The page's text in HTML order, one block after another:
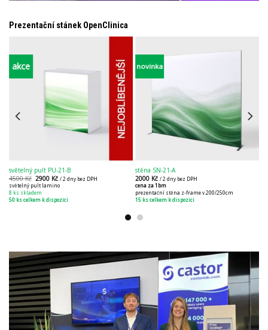
Prezentační stánek OpenClinica
akce
světelný pult PU-21-B
4500Kč 2900 Kč / 2 dny bez DPH
světelný pult lamino
8 ks skladem
50 ks celkem k dispozici
novinka
stěna SN-21-A
2000 Kč / 2 dny bez DPH
cena za 1bm
prezentační stěna z-frame v.200/250cm
15 ks celkem k dispozici